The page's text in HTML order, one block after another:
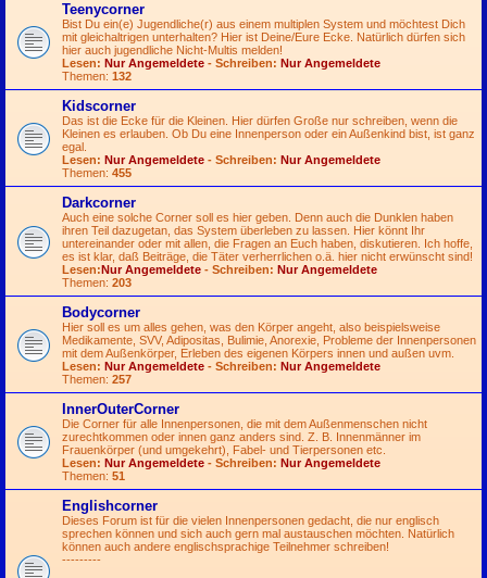
Teenycorner
Bist Du ein(e) Jugendliche(r) aus einem multiplen System und möchtest Dich
mit gleichaltrigen unterhalten? Hier ist Deine/Eure Ecke. Natürlich dürfen sich
hier auch jugendliche Nicht-Multis melden!
Lesen: Nur Angemeldete - Schreiben: Nur Angemeldete
Themen: 132
Kidscorner
Das ist die Ecke für die Kleinen. Hier dürfen Große nur schreiben, wenn die
Kleinen es erlauben. Ob Du eine Innenperson oder ein Außenkind bist, ist ganz
egal.
Lesen: Nur Angemeldete - Schreiben: Nur Angemeldete
Themen: 455
Darkcorner
Auch eine solche Corner soll es hier geben. Denn auch die Dunklen haben
ihren Teil dazugetan, das System überleben zu lassen. Hier könnt Ihr
untereinander oder mit allen, die Fragen an Euch haben, diskutieren. Ich hoffe,
es ist klar, daß Beiträge, die Täter verherrlichen o.ä. hier nicht erwünscht sind!
Lesen:Nur Angemeldete - Schreiben: Nur Angemeldete
Themen: 203
Bodycorner
Hier soll es um alles gehen, was den Körper angeht, also beispielsweise
Medikamente, SVV, Adipositas, Bulimie, Anorexie, Probleme der Innenpersonen
mit dem Außenkörper, Erleben des eigenen Körpers innen und außen uvm.
Lesen: Nur Angemeldete - Schreiben: Nur Angemeldete
Themen: 257
InnerOuterCorner
Die Corner für alle Innenpersonen, die mit dem Außenmenschen nicht
zurechtkommen oder innen ganz anders sind. Z. B. Innenmänner im
Frauenkörper (und umgekehrt), Fabel- und Tierpersonen etc.
Lesen: Nur Angemeldete - Schreiben: Nur Angemeldete
Themen: 51
Englishcorner
Dieses Forum ist für die vielen Innenpersonen gedacht, die nur englisch
sprechen können und sich auch gern mal austauschen möchten. Natürlich
können auch andere englischsprachige Teilnehmer schreiben!
---------